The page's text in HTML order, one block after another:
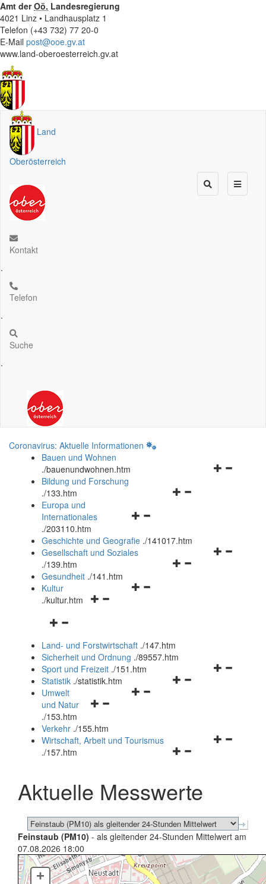
Amt derOö. Landesregierung
4021 Linz • Landhausplatz 1
Telefon (+43 732) 77 20-0
E-Mail post@ooe.gv.at
www.land-oberoesterreich.gv.at
Land
Oberösterreich
Kontakt
.
Telefon
.
Suche
.
Coronavirus: Aktuelle Informationen
Bauen und Wohnen
./bauenundwohnen.htm
Navigationsmenü
Bildung und Forschung
./133.htm
Navigationsmenü
und
schließen
Europa und
Internationales
./203110.htm
Geschichte und Geografie ./141017.htm
Navigationsmenü
Gesellschaft und Soziales
./139.htm
Navigationsmenü
Gesundheit ./141.htm
Navigationsmenü
Kultur
./kultur.htm
Navigationsmenü
und
schließen
Land- und Forstwirtschaft ./147.htm
Sicherheit und Ordnung ./89557.htm
Navigationsmenü
Sport und Freizeit ./151.htm
Navigationsmenü
Statistik ./statistik.htm
Navigationsmenü
und
schließen
Umwelt
und Natur
./153.htm
Verkehr ./155.htm
Navigationsmenü
schließen
Wirtschaft, Arbeit und Tourismus
./157.htm
Aktuelle Messwerte
Feinstaub (PM10) - als gleitender 24-Stunden Mittelwert am
07.08.2026 18:00
+